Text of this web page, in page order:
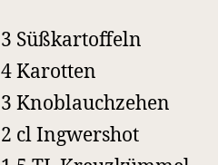
3 Süßkartoffeln
4 Karotten
3 Knoblauchzehen
2 cl Ingwershot